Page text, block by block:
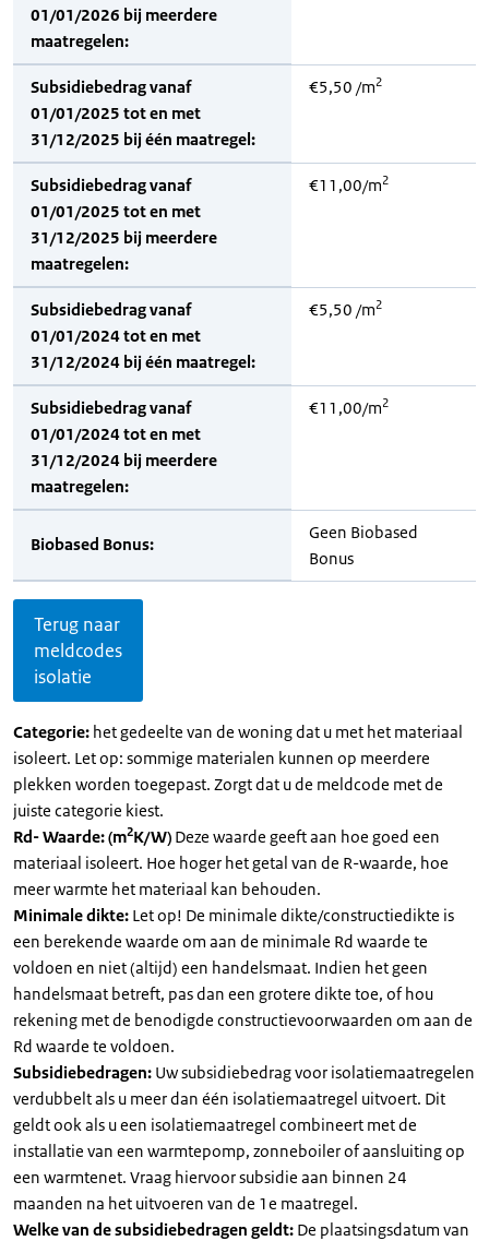
01/01/2026 bij meerdere
maatregelen:
Subsidiebedrag vanaf
01/01/2025 tot en met
31/12/2025 bij één maatregel:
€5,50 /m2
Subsidiebedrag vanaf
01/01/2025 tot en met
31/12/2025 bij meerdere
maatregelen:
€11,00/m2
Subsidiebedrag vanaf
01/01/2024 tot en met
31/12/2024 bij één maatregel:
€5,50 /m2
Subsidiebedrag vanaf
01/01/2024 tot en met
31/12/2024 bij meerdere
maatregelen:
€11,00/m2
Biobased Bonus:
Geen Biobased
Bonus
Terug naar
meldcodes
isolatie
Categorie: het gedeelte van de woning dat u met het materiaal
isoleert. Let op: sommige materialen kunnen op meerdere
plekken worden toegepast. Zorgt dat u de meldcode met de
juiste categorie kiest.
Rd- Waarde: (m2K/W) Deze waarde geeft aan hoe goed een
materiaal isoleert. Hoe hoger het getal van de R-waarde, hoe
meer warmte het materiaal kan behouden.
Minimale dikte: Let op! De minimale dikte/constructiedikte is
een berekende waarde om aan de minimale Rd waarde te
voldoen en niet (altijd) een handelsmaat. Indien het geen
handelsmaat betreft, pas dan een grotere dikte toe, of hou
rekening met de benodigde constructievoorwaarden om aan de
Rd waarde te voldoen.
Subsidiebedragen: Uw subsidiebedrag voor isolatiemaatregelen
verdubbelt als u meer dan één isolatiemaatregel uitvoert. Dit
geldt ook als u een isolatiemaatregel combineert met de
installatie van een warmtepomp, zonneboiler of aansluiting op
een warmtenet. Vraag hiervoor subsidie aan binnen 24
maanden na het uitvoeren van de 1e maatregel.
Welke van de subsidiebedragen geldt: De plaatsingsdatum van